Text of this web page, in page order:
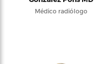
Médico radiólogo